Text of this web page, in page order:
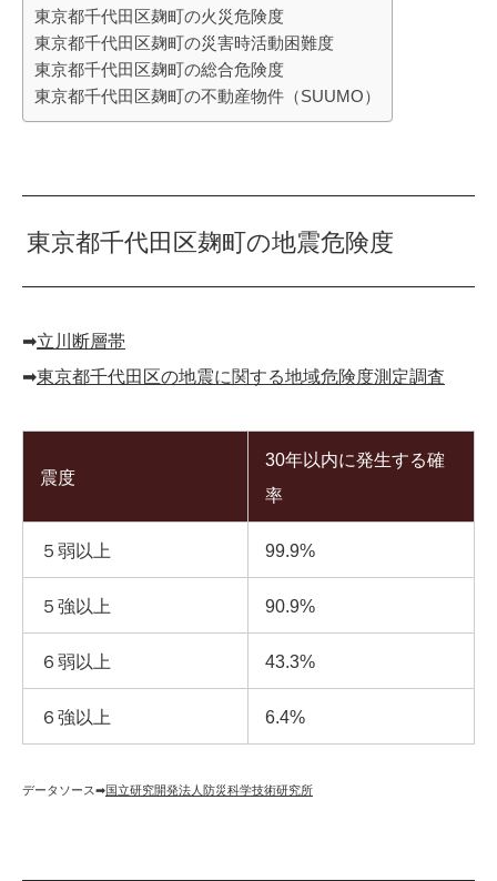
東京都千代田区麹町の火災危険度
東京都千代田区麹町の災害時活動困難度
東京都千代田区麹町の総合危険度
東京都千代田区麹町の不動産物件（SUUMO）
東京都千代田区麹町の地震危険度
➡︎立川断層帯
➡︎東京都千代田区の地震に関する地域危険度測定調査
震度
30年以内に発生する確
率
５弱以上 99.9%
５強以上 90.9%
６弱以上 43.3%
６強以上 6.4%
データソース➡︎国立研究開発法人防災科学技術研究所